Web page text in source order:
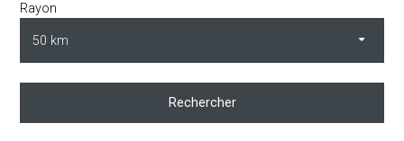
Rayon
Rechercher